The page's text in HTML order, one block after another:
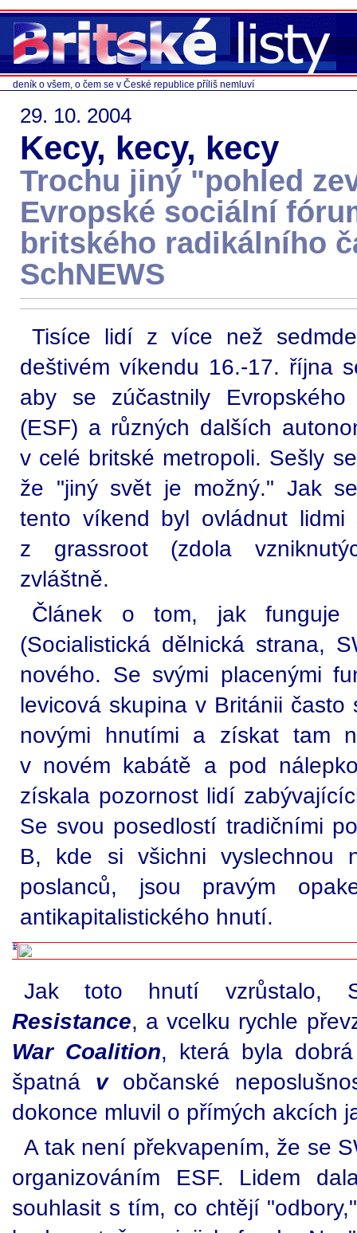
deník o všem, o čem se v České republice příliš nemluví
29. 10. 2004
Kecy, kecy, kecy
Trochu jiný "pohled
Evropské sociální
britského radikálního
SchNEWS
Tisíce lidí z více než
deštivém víkendu 16.-17. října
aby se zúčastnily
(ESF) a různých dalších
v celé britské metropoli. Sešly
že "jiný svět je možný." Jak
tento víkend byl ovládnut
z grassroot (zdola
zvláštně.
Článek o tom, jak funguje
(Socialistická dělnická strana,
nového. Se svými placenými
levicová skupina v Británii
novými hnutími a získat tam
v novém kabátě a pod
získala pozornost lidí
Se svou posedlostí tradičními
B, kde si všichni vyslechnou
poslanců, jsou pravým
antikapitalistického hnutí.
Jak toto hnutí vzrůstalo,
Resistance, a vcelku rychle
War Coalition, která byla
špatná v
občanské
dokonce mluvil o přímých akcích
A tak není překvapením, že se
organizováním ESF. Lidem
souhlasit s tím, co chtějí